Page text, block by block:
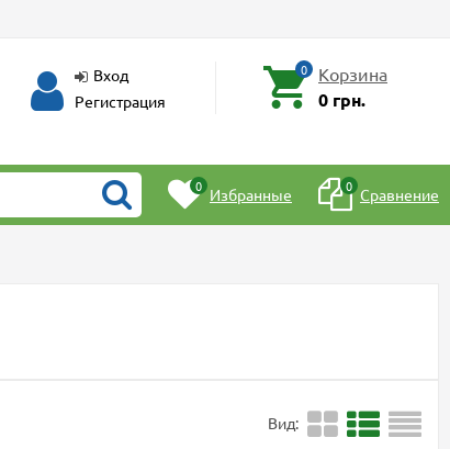
Вход
Регистрация
0 Корзина
0 грн.
0 Избранные 0 Сравнение
Вид: